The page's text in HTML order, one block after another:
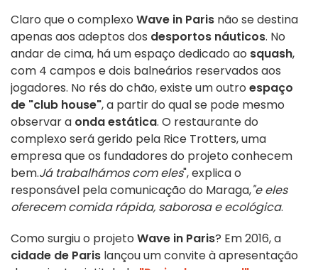
Claro que o complexo Wave in Paris não se destina
apenas aos adeptos dos desportos náuticos. No
andar de cima, há um espaço dedicado ao squash,
com 4 campos e dois balneários reservados aos
jogadores. No rés do chão, existe um outro espaço
de "club house", a partir do qual se pode mesmo
observar a onda estática. O restaurante do
complexo será gerido pela Rice Trotters, uma
empresa que os fundadores do projeto conhecem
bem.Já trabalhámos com eles", explica o
responsável pela comunicação do Maraga,"e eles
oferecem comida rápida, saborosa e ecológica.
Como surgiu o projeto Wave in Paris? Em 2016, a
cidade de Paris lançou um convite à apresentação